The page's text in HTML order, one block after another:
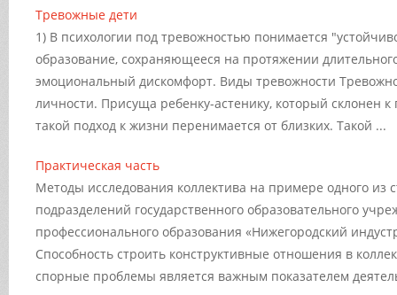
Тревожные дети
1) В психологии под тревожностью понимается
образование, сохраняющееся на протяжении
эмоциональный дискомфорт. Виды тревожности
личности. Присуща ребенку-астенику, который склонен
такой подход к жизни перенимается от близких. Такой ...
Практическая часть
Методы исследования коллектива на примере одного из
подразделений государственного образовательного
профессионального образования «Нижегородский
Способность строить конструктивные отношения в
спорные проблемы является важным показателем